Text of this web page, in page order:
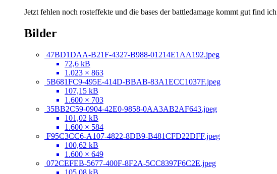
Jetzt fehlen noch rosteffekte und die bases der battledamage kommt gut find ich
Bilder
47BD1DAA-B21F-4327-B988-01214E1AA192.jpeg
72,6 kB
1.023 × 863
5B681FC9-495E-414D-BBAB-83A1ECC1037F.jpeg
107,15 kB
1.600 × 703
35BB2C59-0904-42E0-9858-0AA3AB2AF643.jpeg
101,02 kB
1.600 × 584
F95C3CC6-A107-4822-8DB9-B481CFD22DFF.jpeg
100,62 kB
1.600 × 649
072CEFEB-5677-400F-8F2A-5CC8397F6C2E.jpeg